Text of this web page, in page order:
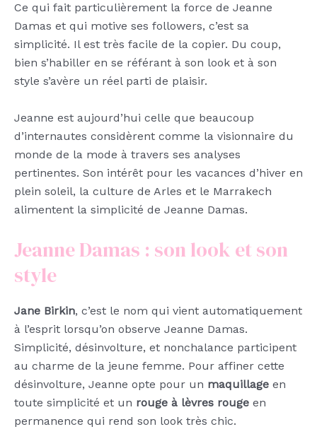
Ce qui fait particulièrement la force de Jeanne
Damas et qui motive ses followers, c’est sa
simplicité. Il est très facile de la copier. Du coup,
bien s’habiller en se référant à son look et à son
style s’avère un réel parti de plaisir.
Jeanne est aujourd’hui celle que beaucoup
d’internautes considèrent comme la visionnaire du
monde de la mode à travers ses analyses
pertinentes. Son intérêt pour les vacances d’hiver en
plein soleil, la culture de Arles et le Marrakech
alimentent la simplicité de Jeanne Damas.
Jeanne Damas : son look et son
style
Jane Birkin, c’est le nom qui vient automatiquement
à l’esprit lorsqu’on observe Jeanne Damas.
Simplicité, désinvolture, et nonchalance participent
au charme de la jeune femme. Pour affiner cette
désinvolture, Jeanne opte pour un maquillage en
toute simplicité et un rouge à lèvres rouge en
permanence qui rend son look très chic.